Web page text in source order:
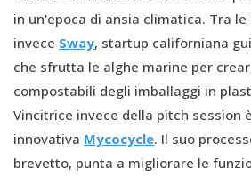
in un'epoca di ansia climatica. Tra
invece Sway, startup californiana
che sfrutta le alghe marine per
compostabili degli imballaggi in
Vincitrice invece della pitch session
innovativa Mycocycle. Il suo
brevetto, punta a migliorare le